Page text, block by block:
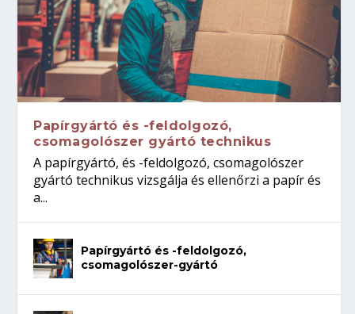
Papírgyártó és -feldolgozó,
csomagolószer gyártó technikus
A papírgyártó, és -feldolgozó, csomagolószer
gyártó technikus vizsgálja és ellenőrzi a papír és
a...
Papírgyártó és -feldolgozó,
csomagolószer-gyártó